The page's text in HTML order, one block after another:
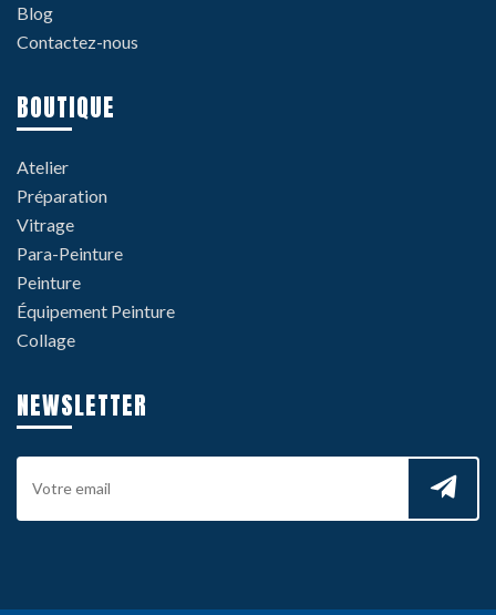
Blog
Contactez-nous
BOUTIQUE
Atelier
Préparation
Vitrage
Para-Peinture
Peinture
Équipement Peinture
Collage
NEWSLETTER